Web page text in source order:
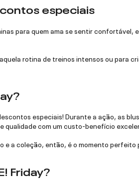
especiais
para quem ama se sentir confortável,
rotina de treinos intensos ou para
especiais! Durante a ação, as
qualidade com um custo-benefício
e a coleção, então, é o momento perfeito
Friday?